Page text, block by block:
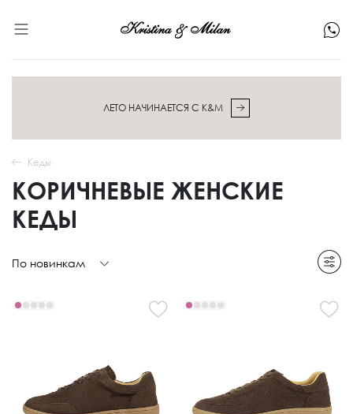
ЛЕТО НАЧИНАЕТСЯ С K&M
Кеды
КОРИЧНЕВЫЕ ЖЕНСКИЕ
КЕДЫ
По новинкам